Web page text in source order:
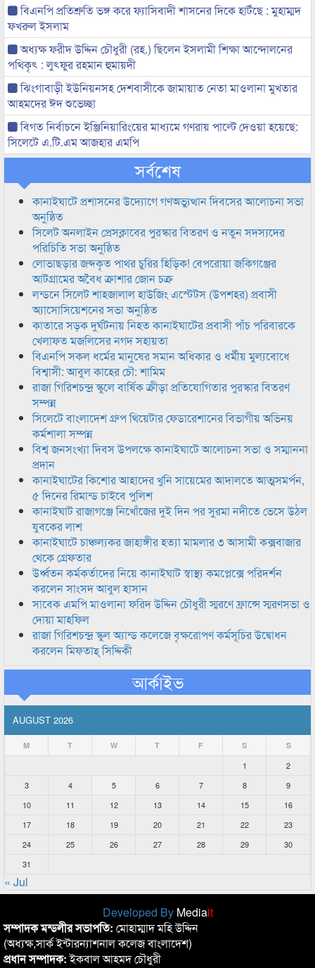
বিএনপি প্রতিশ্রুতি ভঙ্গ করে ফ্যাসিবাদী শাসনের দিকে হাটঁছে : মুহাম্মদ
ফখরুল ইসলাম
অধ্যক্ষ ফরীদ উদ্দিন চৌধুরী (রহ.) ছিলেন ইসলামী শিক্ষা আন্দোলনের
পথিকৃৎ : লুৎফুর রহমান হুমায়দী
ঝিংগাবাড়ী ইউনিয়নসহ দেশবাসীকে জামায়াত নেতা মাওলানা মুখতার
আহমদের ঈদ শুভেচ্ছা
বিগত নির্বাচনে ইঞ্জিনিয়ারিংয়ের মাধ্যমে গণরায় পাল্টে দেওয়া হয়েছে:
সিলেটে এ.টি.এম আজহার এমপি
সর্বশেষ
কানাইঘাটে প্রশাসনের উদ্যোগে গণঅভ্যুত্থান দিবসের আলোচনা সভা
অনুষ্ঠিত
সিলেট অনলাইন প্রেসক্লাবের পুরস্কার বিতরণ ও নতুন সদস্যদের
পরিচিতি সভা অনুষ্ঠিত
লোভাছড়ার জব্দকৃত পাথর চুরির হিড়িক! বেপরোয়া জকিগঞ্জের
আটগ্রামের অবৈধ ক্রাশার জোন চক্র
লন্ডনে সিলেট শাহজালাল হাউজিং এস্টেটস (উপশহর) প্রবাসী
অ্যাসোসিয়েশনের সভা অনুষ্ঠিত
কাতারে সড়ক দুর্ঘটনায় নিহত কানাইঘাটের প্রবাসী পাঁচ পরিবারকে
খেলাফত মজলিসের নগদ সহায়তা
বিএনপি সকল ধর্মের মানুষের সমান অধিকার ও ধর্মীয় মুল্যবোধে
বিশ্বাসী: আবুল কাহের চৌ: শামিম
রাজা গিরিশচন্দ্র স্কুলে বার্ষিক ক্রীড়া প্রতিযোগিতার পুরস্কার বিতরণ
সম্পন্ন
সিলেটে বাংলাদেশ গ্রুপ থিয়েটার ফেডারেশানের বিভাগীয় অভিনয়
কর্মশালা সম্পন্ন
বিশ্ব জনসংখ্যা দিবস উপলক্ষে কানাইঘাটে আলোচনা সভা ও সম্মাননা
প্রদান
কানাইঘাটের কিশোর আহাদের খুনি সায়েমের আদালতে আত্মসমর্পন,
৫ দিনের রিমান্ড চাইবে পুলিশ
কানাইঘাট রাজাগঞ্জে নিখোঁজের দুই দিন পর সুরমা নদীতে ভেসে উঠল
যুবকের লাশ
কানাইঘাটে চাঞ্চল্যকর জাহাঙ্গীর হত্যা মামলার ৩ আসামী কক্সবাজার
থেকে গ্রেফতার
উর্ধ্বতন কর্মকর্তাদের নিয়ে কানাইঘাট স্বাস্থ্য কমপ্লেক্সে পরিদর্শন
করলেন সাংসদ আবুল হাসান
সাবেক এমপি মাওলানা ফরিদ উদ্দিন চৌধুরী স্মরণে ফ্রান্সে স্মরণসভা ও
দোয়া মাহফিল
রাজা গিরিশচন্দ্র স্কুল অ্যান্ড কলেজে বৃক্ষরোপণ কর্মসূচির উদ্বোধন
করলেন মিফতাহ্ সিদ্দিকী
আর্কাইভ
AUGUST 2026
M T W T F S S
1
2
3
4 5 6 7 8
9
10
11 12 13 14 15
16
17
18 19 20 21 22
23
24
25 26 27 28 29
30
31
« Jul
Developed By Mediait
সম্পাদক মন্ডলীর সভাপতি: মোহাম্মাদ মহি উদ্দিন
(অধ্যক্ষ,সার্ক ইন্টারন্যাশনাল কলেজ বাংলাদেশ)
প্রধান সম্পাদক:ইকবাল আহমদ চৌধুরী